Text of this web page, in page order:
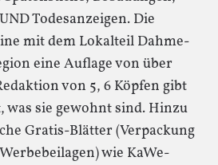
Todesanzeigen. Die
mit dem Lokalteil Dahme-
eine Auflage von über
von 5, 6 Köpfen gibt
was sie gewohnt sind. Hinzu
Gratis-Blätter (Verpackung
wie KaWe-